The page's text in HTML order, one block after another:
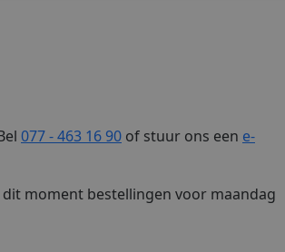
077 - 463 16 90 of stuur ons een e-
moment bestellingen voor maandag